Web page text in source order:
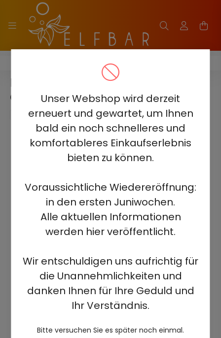
Unser Webshop wird derzeit
erneuert und gewartet, um Ihnen
bald ein noch schnelleres und
komfortableres Einkaufserlebnis
bieten zu können.
Voraussichtliche Wiedereröffnung:
in den ersten Juniwochen.
Alle aktuellen Informationen
werden hier veröffentlicht.
Wir entschuldigen uns aufrichtig für
die Unannehmlichkeiten und
danken Ihnen für Ihre Geduld und
Ihr Verständnis.
Bitte versuchen Sie es später noch einmal.
HITME HITEC 25000
HITME HITEC 25000 - CHERRY
COLA 5%